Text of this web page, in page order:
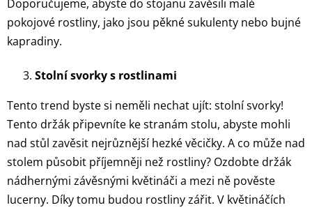
Doporučujeme, abyste do stojanu zavěsili malé
pokojové rostliny, jako jsou pěkné sukulenty nebo bujné
kapradiny.
Stolní svorky s rostlinami
Tento trend byste si neměli nechat ujít: stolní svorky!
Tento držák připevníte ke stranám stolu, abyste mohli
nad stůl zavěsit nejrůznější hezké věcičky. A co může nad
stolem působit příjemněji než rostliny? Ozdobte držák
nádhernými závěsnými květináči a mezi ně pověste
lucerny. Díky tomu budou rostliny zářit. V květináčích